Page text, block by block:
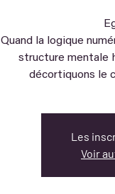
Quand la logique
structure mentale
décortiquons le
Les
Voir